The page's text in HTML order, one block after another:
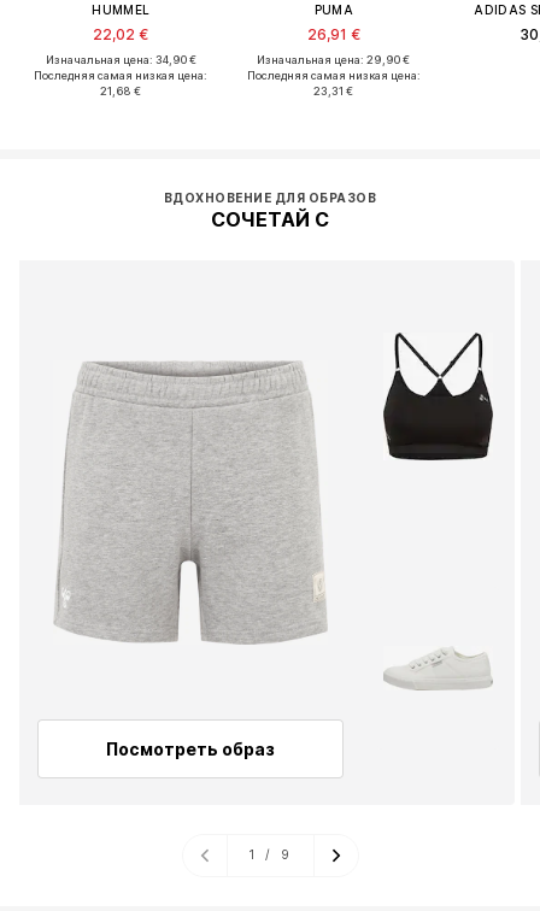
HUMMEL
22,02 €
Изначальная цена: 34,90 €
Последняя самая низкая цена:
21,68 €
PUMA
26,91 €
Изначальная цена: 29,90 €
Последняя самая низкая цена:
23,31 €
ADIDAS
ВДОХНОВЕНИЕ ДЛЯ ОБРАЗОВ
СОЧЕТАЙ С
Посмотреть образ
1 / 9